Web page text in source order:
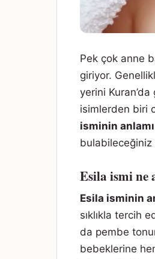
Pek çok anne
giriyor.
yerini
isimlerden biri
isminin anlamı
Esila ismi ne
Esila isminin
sıklıkla tercih
da pembe
bebeklerine